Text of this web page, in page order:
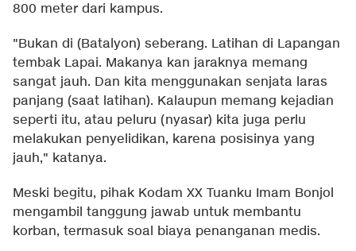
800 meter dari kampus.
"Bukan di (Batalyon) seberang. Latihan di Lapangan
tembak Lapai. Makanya kan jaraknya memang
sangat jauh. Dan kita menggunakan senjata laras
panjang (saat latihan). Kalaupun memang kejadian
seperti itu, atau peluru (nyasar) kita juga perlu
melakukan penyelidikan, karena posisinya yang
jauh," katanya.
Meski begitu, pihak Kodam XX Tuanku Imam Bonjol
mengambil tanggung jawab untuk membantu
korban, termasuk soal biaya penanganan medis.